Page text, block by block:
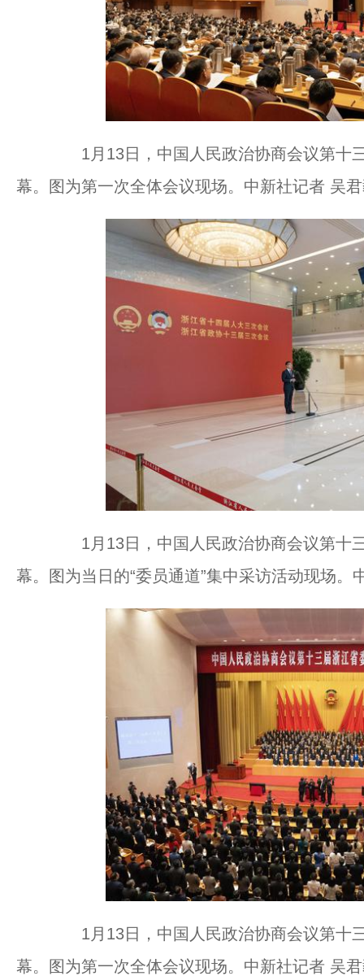
1月13日，中国人民政治协商会议第十
幕。图为第一次全体会议现场。中新社记者 吴
1月13日，中国人民政治协商会议第十
幕。图为当日的“委员通道”集中采访活动现场。
1月13日，中国人民政治协商会议第十
幕。图为第一次全体会议现场。中新社记者 吴